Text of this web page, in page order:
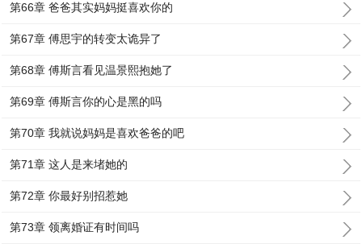
第66章 爸爸其实妈妈挺喜欢你的
第67章 傅思宇的转变太诡异了
第68章 傅斯言看见温景熙抱她了
第69章 傅斯言你的心是黑的吗
第70章 我就说妈妈是喜欢爸爸的吧
第71章 这人是来堵她的
第72章 你最好别招惹她
第73章 领离婚证有时间吗